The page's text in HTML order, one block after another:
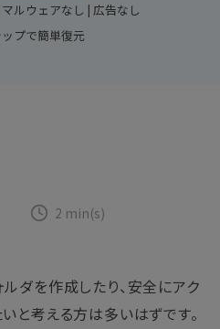
ルウェアなし | 広告なし
プで簡単復元
2 min(s)
ダを作成したり、安全にアク
と考える方は多いはずです。